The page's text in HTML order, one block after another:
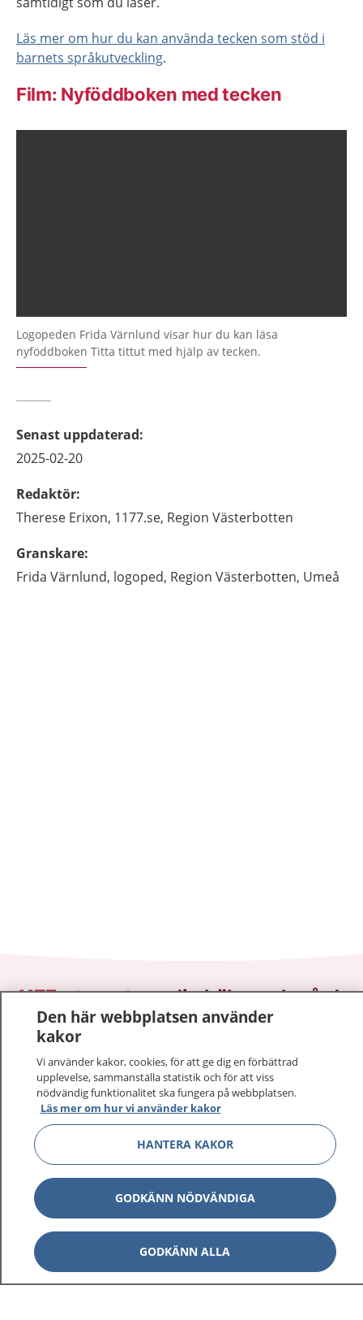
Läs mer om hur du kan använda tecken som stöd i
barnets språkutveckling.
Film: Nyföddboken med tecken
Logopeden Frida Värnlund visar hur du kan läsa
nyföddboken Titta tittut med hjälp av tecken.
Senast uppdaterad:
2025-02-20
Redaktör:
Therese Erixon, 1177.se, Region Västerbotten
Granskare:
Frida Värnlund, logoped, Region Västerbotten, Umeå
1177–tryggt om din hälsa och vård
På 1177.se får du råd om hälsa och information om
sjukdomar och vilka mottagningar du kan kontakta.
Logga in för att läsa din journal och göra dina
vårdärenden. Ring telefonnummer 1177 för
sjukvårdsrådgivning dygnet runt.
1177 ger dig råd när du vill må bättre.
1177 på flera språk Visa
Om 1177 Visa
Den här webbplatsen använder
kakor
Vi använder kakor, cookies, för att ge dig en förbättrad
upplevelse, sammanställa statistik och för att viss
nödvändig funktionalitet ska fungera på webbplatsen.
Läs mer om hur vi använder kakor
HANTERA KAKOR
GODKÄNN NÖDVÄNDIGA
GODKÄNN ALLA